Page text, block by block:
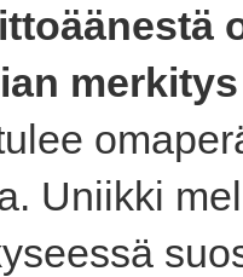
merkitys
Uniikki